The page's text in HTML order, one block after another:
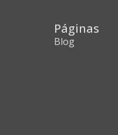
Páginas
Blog